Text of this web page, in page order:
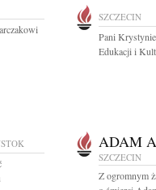
SZCZECIN
Pani
Edukacji i
ADAM
SZCZECIN
Z ogromnym